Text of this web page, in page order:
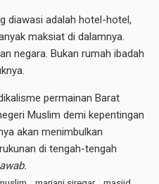
diawasi adalah hotel-hotel,
maksiat di dalamnya.
negara. Bukan rumah ibadah
permainan Barat
Muslim demi kepentingan
akan menimbulkan
di tengah-tengah